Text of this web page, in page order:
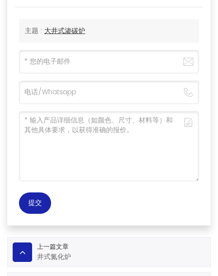
主题 : 大井式渗碳炉
提交
上一篇文章
井式氮化炉